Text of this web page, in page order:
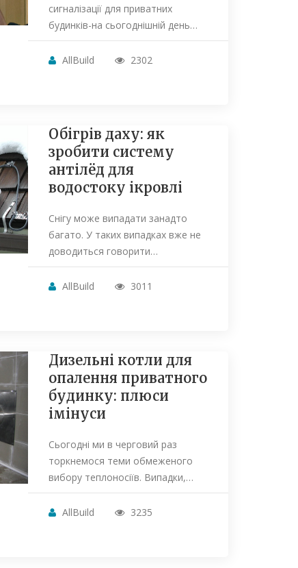
сигналізації для приватних
будинків-на сьогоднішній день…
AllBuild 2302
Обігрів даху: як
зробити систему
антілёд для
водостоку ікровлі
Снігу може випадати занадто
багато. У таких випадках вже не
доводиться говорити…
AllBuild 3011
Дизельні котли для
опалення приватного
будинку: плюси
імінуси
Сьогодні ми в черговий раз
торкнемося теми обмеженого
вибору теплоносіїв. Випадки,…
AllBuild 3235